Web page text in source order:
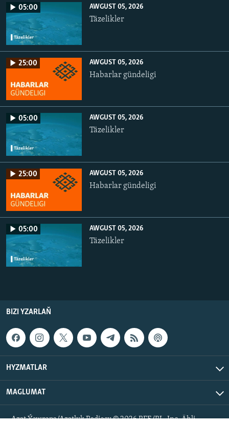
05:00 AWGUST 05, 2026
Täzelikler
25:00 AWGUST 05, 2026
Habarlar gündeligi
05:00 AWGUST 05, 2026
Täzelikler
25:00 AWGUST 05, 2026
Habarlar gündeligi
05:00 AWGUST 05, 2026
Täzelikler
BIZI YZARLAŇ
HYZMATLAR
MAGLUMAT
Azat Ýewropa/Azatlyk Radiosy © 2026 RFE/RL, Inc. Ähli